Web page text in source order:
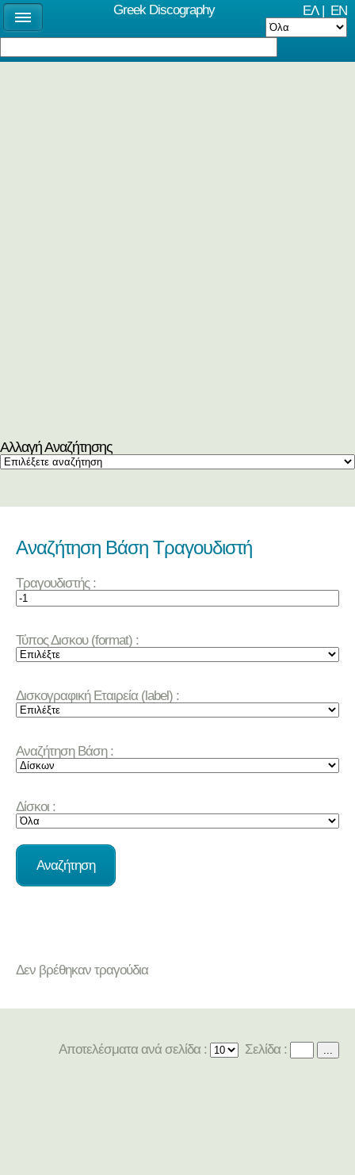
ΕΛ| EN
Αλλαγή Αναζήτησης
Αναζήτηση Βάση Τραγουδιστή
Τραγουδιστής :
Τύπος Δισκου (format) :
Δισκογραφική Εταιρεία (label) :
Αναζήτηση Βάση :
Δίσκοι :
Δεν βρέθηκαν τραγούδια
Αποτελέσματα ανά σελίδα : Σελίδα : ...
Greek Discography